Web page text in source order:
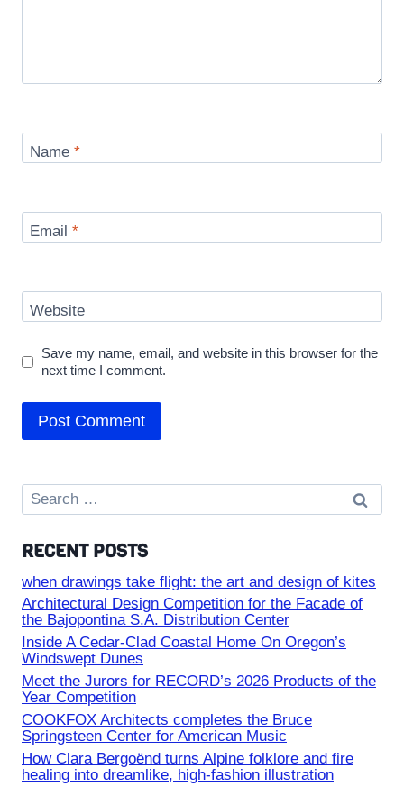
Name *
Email *
Website
Save my name, email, and website in this browser for the
next time I comment.
Search
for:
RECENT POSTS
when drawings take flight: the art and design of kites
Architectural Design Competition for the Facade of
the Bajopontina S.A. Distribution Center
Inside A Cedar-Clad Coastal Home On Oregon’s
Windswept Dunes
Meet the Jurors for RECORD’s 2026 Products of the
Year Competition
COOKFOX Architects completes the Bruce
Springsteen Center for American Music
How Clara Bergoënd turns Alpine folklore and fire
healing into dreamlike, high-fashion illustration